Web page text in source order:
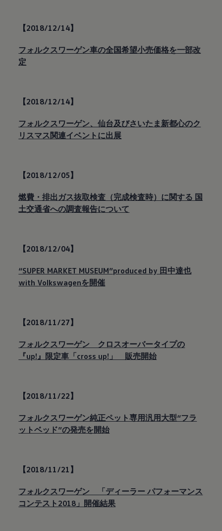
【2018/12/14】
フォルクスワーゲン車の全国希望小売価格を一部改
定
【2018/12/14】
フォルクスワーゲン、仙台及びさいたま新都心のク
リスマス関連イベントに出展
【2018/12/05】
燃費・排出ガス抜取検査（完成検査時）に関する 国
土交通省への調査報告について
【2018/12/04】
“SUPER MARKET MUSEUM”produced by 田中達也
with Volkswagenを開催
【2018/11/27】
フォルクスワーゲン クロスオーバータイプの
『up!』限定車「cross up!」 販売開始
【2018/11/22】
フォルクスワーゲン純正ペット専用汎用大型“フラ
ットベッド”の発売を開始
【2018/11/21】
フォルクスワーゲン 「ディーラー パフォーマンス
コンテスト2018」開催結果